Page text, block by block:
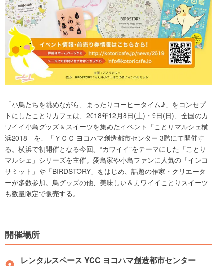
「小鳥たちを眺めながら、まったりコーヒータイム♪」をコンセプ
トにしたことりカフェは、2018年12月8日(土)・9日(日)、全国のカ
ワイイ小鳥グッズ＆スイーツを集めたイベント「ことりマルシェ横
浜2018」を、「ＹＣＣ ヨコハマ創造都市センター 3階にて開催す
る。横浜で初開催となる今回、“カワイイ”をテーマにした「ことり
マルシェ」シリーズを主催。愛鳥家や小鳥ファンに人気の「インコ
サミット」や「BIRDSTORY」をはじめ、話題の作家・クリエータ
ーが多数参加。鳥グッズの他、美味しい＆カワイイことりスイーツ
も数量限定で販売する。
開催場所
レンタルスペース YCC ヨコハマ創造都市センター